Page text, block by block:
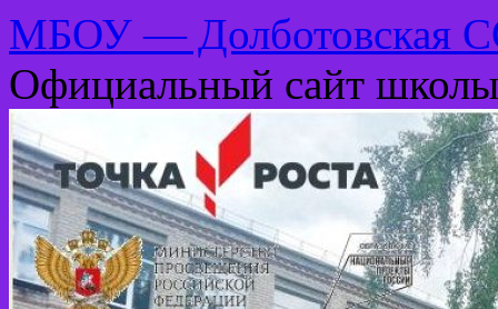
МБОУ — Долботовская
Официальный сайт школы